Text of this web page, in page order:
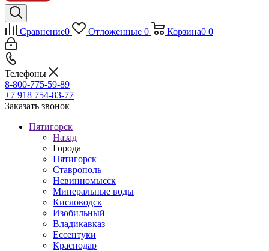
Сравнение0 Отложенные 0 Корзина0 0
Телефоны
8-800-775-59-89
+7 918 754-83-77
Заказать звонок
Пятигорск
Назад
Города
Пятигорск
Ставрополь
Невинномысск
Минеральные воды
Кисловодск
Изобильный
Владикавказ
Ессентуки
Краснодар